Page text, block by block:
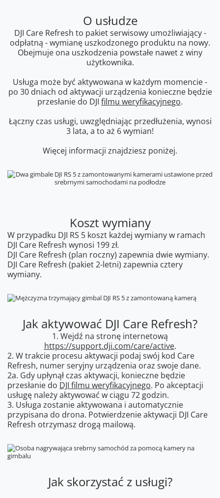
O usłudze
DJI Care Refresh to pakiet serwisowy umożliwiający -
odpłatną - wymianę uszkodzonego produktu na nowy.
Obejmuje ona uszkodzenia powstałe nawet z winy
użytkownika.
Usługa może być aktywowana w każdym momencie -
po 30 dniach od aktywacji urządzenia konieczne będzie
przesłanie do DJI filmu weryfikacyjnego.
Łączny czas usługi, uwzględniając przedłużenia, wynosi
3 lata, a to aż 6 wymian!
Więcej informacji znajdziesz poniżej.
Koszt wymiany
W przypadku DJI RS 5 koszt każdej wymiany w ramach
DJI Care Refresh wynosi 199 zł.
DJI Care Refresh (plan roczny) zapewnia dwie wymiany.
DJI Care Refresh (pakiet 2-letni) zapewnia cztery
wymiany.
Jak aktywować DJI Care Refresh?
1. Wejdź na stronę internetową
https://support.dji.com/care/active.
2. W trakcie procesu aktywacji podaj swój kod Care
Refresh, numer seryjny urządzenia oraz swoje dane.
2a. Gdy upłynął czas aktywacji, konieczne będzie
przesłanie do DJI filmu weryfikacyjnego. Po akceptacji
usługę należy aktywować w ciągu 72 godzin.
3. Usługa zostanie aktywowana i automatycznie
przypisana do drona. Potwierdzenie aktywacji DJI Care
Refresh otrzymasz drogą mailową.
Jak skorzystać z usługi?